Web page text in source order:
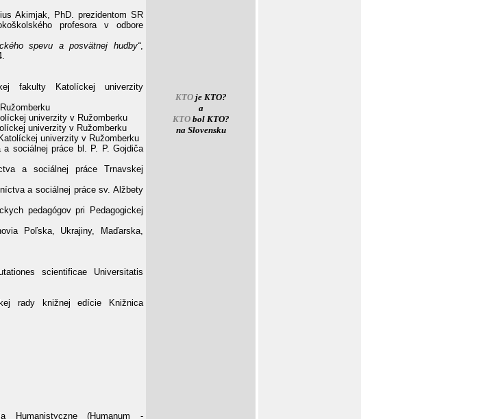
Akimjak, PhD. prezidentom SR
profesora v odbore
spevu a posvätnej hudby“,
fakulty Katolíckej univerzity
univerzity v Ružomberku
univerzity v Ružomberku
univerzity v Ružomberku
sociálnej práce bl. P. P. Gojdiča
a sociálnej práce Trnavskej
a sociálnej práce sv. Alžbety
pedagógov pri Pedagogickej
Poľska, Ukrajiny, Maďarska,
scientificae Universitatis
rady knižnej edície Knižnica
Humanistyczne (Humanum -
KTOje KTO?
a
KTObol KTO?
na Slovensku